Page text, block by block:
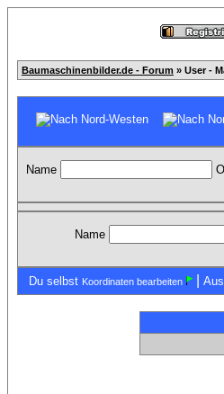
Baumaschinenbilder.de - Forum » User -
Name
Name
Du selbst Koordinaten bearbeiten |